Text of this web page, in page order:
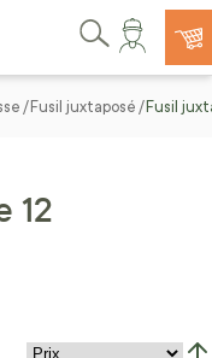
Rechercher
Fusil juxtaposé Fusil
12